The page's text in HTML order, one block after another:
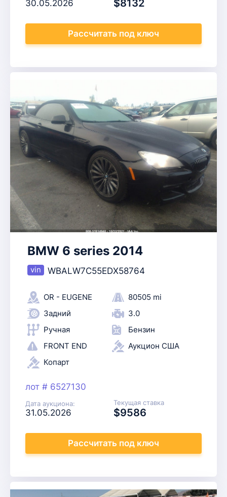
30.05.2026 $8132
Рассчитать под ключ
BMW 6 series 2014
WBALW7C55EDX58764
OR - EUGENE
80505 mi
Задний
3.0
Ручная
Бензин
FRONT END
Аукцион США
Копарт
лот # 6527130
Дата аукциона:
31.05.2026
Текущая ставка
$9586
Рассчитать под ключ